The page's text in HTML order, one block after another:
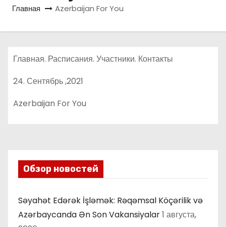
у
Главная Azerbaijan For You
Главная. Расписания. Участники. Контакты
24. Сентябрь ,2021
Azerbaijan For You
Обзор новостей
Səyahət Edərək İşləmək: Rəqəmsal Köçərilik və
Azərbaycanda Ən Son Vakansiyalar1 августа,